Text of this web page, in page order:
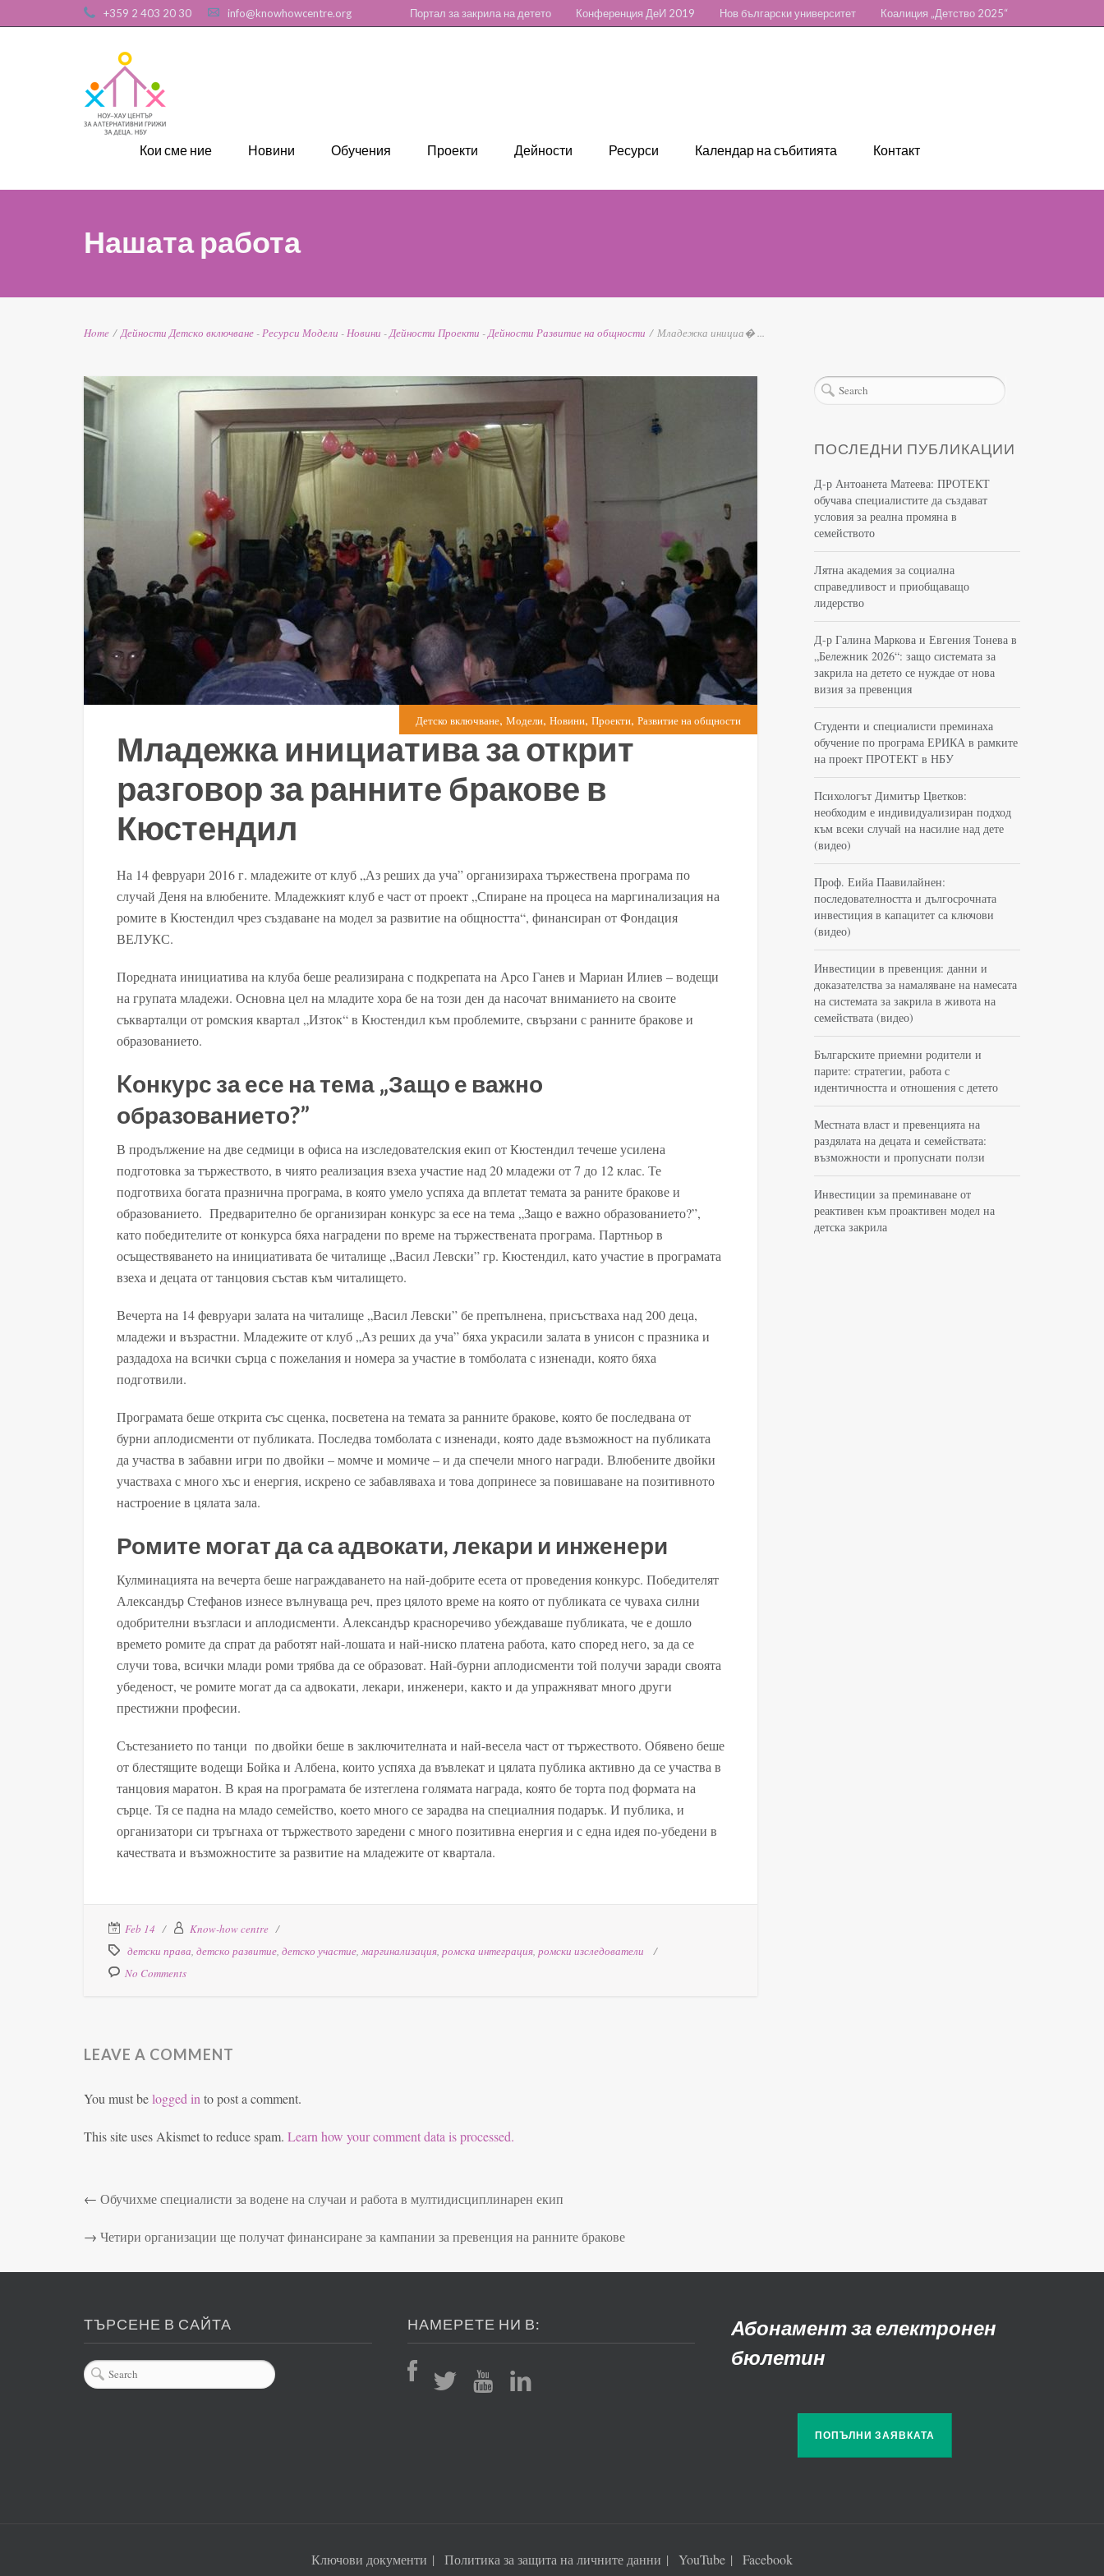
+359 2 403 20 30 info@knowhowcentre.org Портал за закрила на детето Конференция ДеИ 2019 Нов български университет Коалиция „Детство 2025“
Кои сме ние Новини Обучения Проекти Дейности Ресурси Календар на събитията Контакт
Нашата работа
Home / Дейности Детско включване -Ресурси Модели -Новини -Дейности Проекти -Дейности Развитие на общности / Младежка инициа� ...
Детско включване, Модели, Новини, Проекти, Развитие на общности
Младежка инициатива за открит
разговор за ранните бракове в
Кюстендил
На 14 февруари 2016 г. младежите от клуб „Аз реших да уча” организираха тържествена програма по
случай Деня на влюбените. Младежкият клуб е част от проект „Спиране на процеса на маргинализация на
ромите в Кюстендил чрез създаване на модел за развитие на общността“, финансиран от Фондация
ВЕЛУКС.
Поредната инициатива на клуба беше реализирана с подкрепата на Арсо Ганев и Мариан Илиев – водещи
на групата младежи. Основна цел на младите хора бе на този ден да насочат вниманието на своите
съкварталци от ромския квартал „Изток“ в Кюстендил към проблемите, свързани с ранните бракове и
образованието.
Kонкурс за есе на тема „Защо е важно
образованието?”
В продължение на две седмици в офиса на изследователския екип от Кюстендил течеше усилена
подготовка за тържеството, в чиято реализация взеха участие над 20 младежи от 7 до 12 клас. Те
подготвиха богата празнична програма, в която умело успяха да вплетат темата за раните бракове и
образованието. Предварително бе организиран конкурс за есе на тема „Защо е важно образованието?”,
като победителите от конкурса бяха наградени по време на тържествената програма. Партньор в
осъществяването на инициативата бе читалище „Васил Левски” гр. Кюстендил, като участие в програмата
взеха и децата от танцовия състав към читалището.
Вечерта на 14 февруари залата на читалище „Васил Левски” бе препълнена, присъстваха над 200 деца,
младежи и възрастни. Младежите от клуб „Аз реших да уча” бяха украсили залата в унисон с празника и
раздадоха на всички сърца с пожелания и номера за участие в томболата с изненади, която бяха
подготвили.
Програмата беше открита със сценка, посветена на темата за ранните бракове, която бе последвана от
бурни аплодисменти от публиката. Последва томболата с изненади, която даде възможност на публиката
да участва в забавни игри по двойки – момче и момиче – и да спечели много награди. Влюбените двойки
участваха с много хъс и енергия, искрено се забавляваха и това допринесе за повишаване на позитивното
настроение в цялата зала.
Ромите могат да са адвокати, лекари и инженери
Кулминацията на вечерта беше награждаването на най-добрите есета от проведения конкурс. Победителят
Александър Стефанов изнесе вълнуваща реч, през цялото време на която от публиката се чуваха силни
одобрителни възгласи и аплодисменти. Александър красноречиво убеждаваше публиката, че е дошло
времето ромите да спрат да работят най-лошата и най-ниско платена работа, като според него, за да се
случи това, всички млади роми трябва да се образоват. Най-бурни аплодисменти той получи заради своята
убеденост, че ромите могат да са адвокати, лекари, инженери, както и да упражняват много други
престижни професии.
Състезанието по танци по двойки беше в заключителната и най-весела част от тържеството. Обявено беше
от блестящите водещи Бойка и Албена, които успяха да въвлекат и цялата публика активно да се участва в
танцовия маратон. В края на програмата бе изтеглена голямата награда, която бе торта под формата на
сърце. Тя се падна на младо семейство, което много се зарадва на специалния подарък. И публика, и
организатори си тръгнаха от тържеството заредени с много позитивна енергия и с една идея по-убедени в
качествата и възможностите за развитие на младежите от квартала.
Feb 14
Know-how centre
детски права, детско развитие, детско участие,маргинализация, ромска интеграция, ромски изследователи
No Comments
LEAVE A COMMENT
You must belogged in to post a comment.
This site uses Akismet to reduce spam. Learn how your comment data is processed.
← Обучихме специалисти за водене на случаи и работа в мултидисциплинарен екип
→ Четири организации ще получат финансиране за кампании за превенция на ранните бракове
ПОСЛЕДНИ ПУБЛИКАЦИИ
Д-р Антоанета Матеева: ПРОТЕКТ
обучава специалистите да създават
условия за реална промяна в
семейството
Лятна академия за социална
справедливост и приобщаващо
лидерство
Д-р Галина Маркова и Евгения Тонева в
„Бележник 2026“: защо системата за
закрила на детето се нуждае от нова
визия за превенция
Студенти и специалисти преминаха
обучение по програма ЕРИКА в рамките
на проект ПРОТЕКТ в НБУ
Психологът Димитър Цветков:
необходим е индивидуализиран подход
към всеки случай на насилие над дете
(видео)
Проф. Еийа Паавилайнен:
последователността и дългосрочната
инвестиция в капацитет са ключови
(видео)
Инвестиции в превенция: данни и
доказателства за намаляване на намесата
на системата за закрила в живота на
семействата (видео)
Българските приемни родители и
парите: стратегии, работа с
идентичността и отношения с детето
Местната власт и превенцията на
раздялата на децата и семействата:
възможности и пропуснати ползи
Инвестиции за преминаване от
реактивен към проактивен модел на
детска закрила
ТЪРСЕНЕ В САЙТА НАМЕРЕТЕ НИ В:
Абонамент за електронен
бюлетин
ПОПЪЛНИ ЗАЯВКАТА
Ключови документи Политика за защита на личните данни YouTube Facebook